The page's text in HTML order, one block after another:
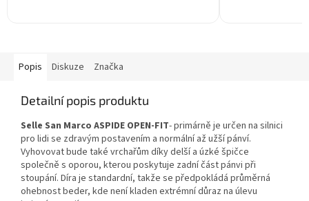
Popis Diskuze Značka
Detailní popis produktu
Selle San Marco ASPIDE OPEN-FIT- primárně je určen na silnici
pro lidi se zdravým postavením a normální až užší pánví.
Vyhovovat bude také vrchařům díky delší a úzké špičce
společně s oporou, kterou poskytuje zadní část pánvi při
stoupání. Díra je standardní, takže se předpokládá průměrná
ohebnost beder, kde není kladen extrémní důraz na úlevu